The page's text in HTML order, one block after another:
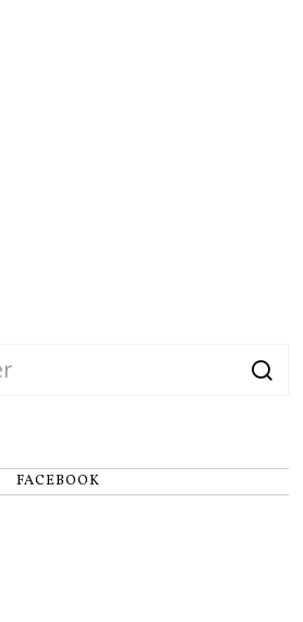
FACEBOOK